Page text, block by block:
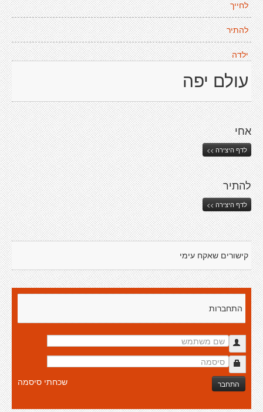
לחייך
להתיר
ילדה
עולם יפה
אחי
לדף היצירה >>
להתיר
לדף היצירה >>
קישורים שאקח עימי
התחברות
התחבר שכחתי סיסמה